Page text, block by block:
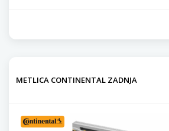
METLICA CONTINENTAL ZADNJA